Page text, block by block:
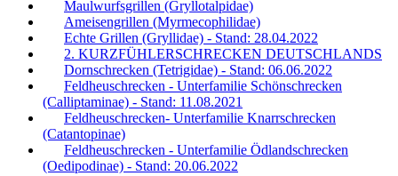
Maulwurfsgrillen (Gryllotalpidae)
Ameisengrillen (Myrmecophilidae)
Echte Grillen (Gryllidae) - Stand: 28.04.2022
2. KURZFÜHLERSCHRECKEN DEUTSCHLANDS
Dornschrecken (Tetrigidae) - Stand: 06.06.2022
Feldheuschrecken - Unterfamilie Schönschrecken
(Calliptaminae) - Stand: 11.08.2021
Feldheuschrecken- Unterfamilie Knarrschrecken
(Catantopinae)
Feldheuschrecken - Unterfamilie Ödlandschrecken
(Oedipodinae) - Stand: 20.06.2022